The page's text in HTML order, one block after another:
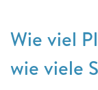
Wie viel
wie viele